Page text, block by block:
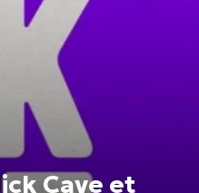
Cave et